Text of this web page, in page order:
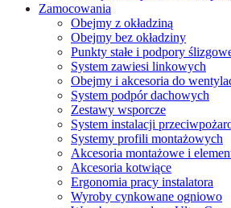
Zamocowania
Obejmy z okładziną
Obejmy bez okładziny
Punkty stałe i podpory
System zawiesi linkowych
Obejmy i akcesoria do
System podpór dachowych
Zestawy wsporcze
System instalacji
Systemy profili montażowych
Akcesoria montażowe i
Akcesoria kotwiące
Ergonomia pracy instalatora
Wyroby cynkowane ogniowo